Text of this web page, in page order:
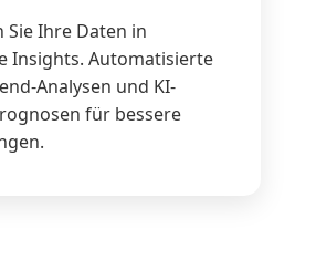
Sie Ihre Daten in
Insights. Automatisierte
Analysen und KI-
für bessere